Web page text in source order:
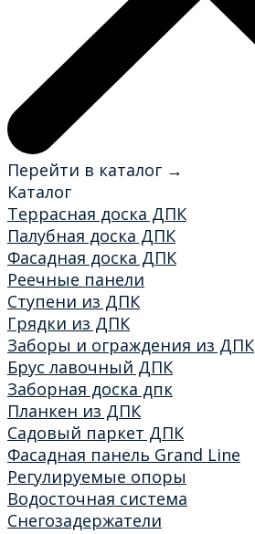
Перейти в каталог →
Каталог
Террасная доска ДПК
Палубная доска ДПК
Фасадная доска ДПК
Реечные панели
Ступени из ДПК
Грядки из ДПК
Заборы и ограждения из ДПК
Брус лавочный ДПК
Заборная доска дпк
Планкен из ДПК
Садовый паркет ДПК
Фасадная панель Grand Line
Регулируемые опоры
Водосточная система
Снегозадержатели